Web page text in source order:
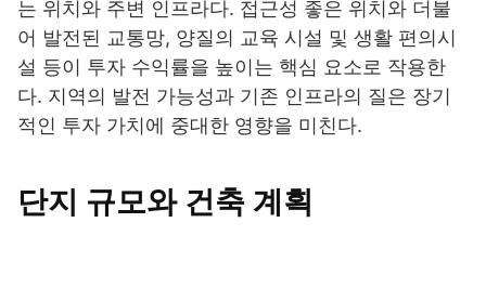
는 위치와 주변 인프라다. 접근성 좋은 위치와 더불
어 발전된 교통망, 양질의 교육 시설 및 생활 편의시
설 등이 투자 수익률을 높이는 핵심 요소로 작용한
다. 지역의 발전 가능성과 기존 인프라의 질은 장기
적인 투자 가치에 중대한 영향을 미친다.
단지 규모와 건축 계획